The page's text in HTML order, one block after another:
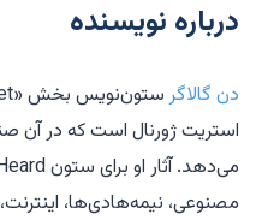
درباره نویسنده
دن گالاگر
استریت ژورنال است که در آن
مصنوعی، نیمه‌هادی‌ها، اینترنت،